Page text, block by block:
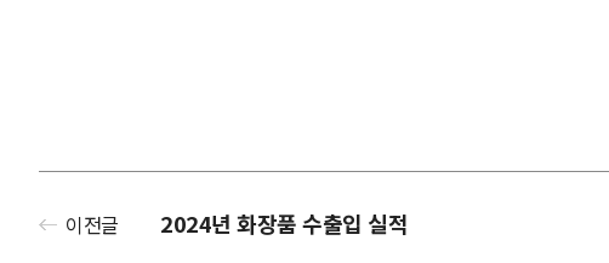
이전글 2024년 화장품 수출입 실적